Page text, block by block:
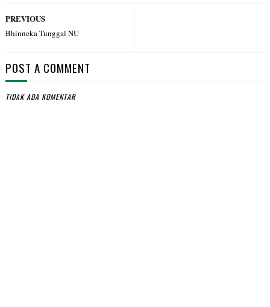
PREVIOUS
Bhinneka Tunggal NU
POST A COMMENT
TIDAK ADA KOMENTAR